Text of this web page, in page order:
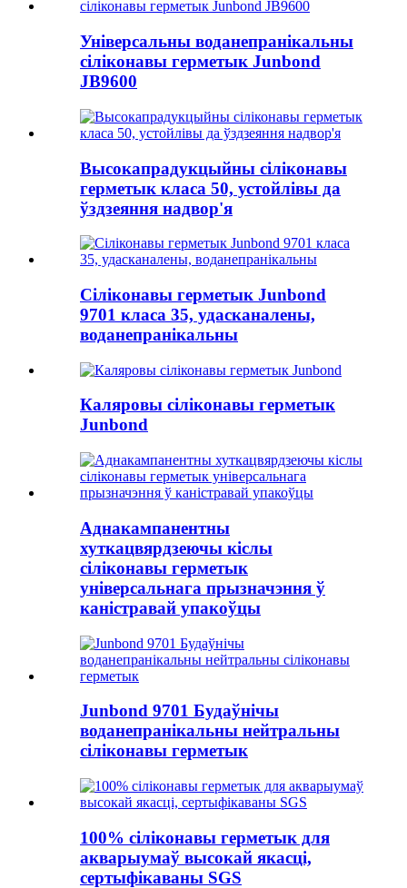
Універсальны воданепранікальны
сіліконавы герметык Junbond
JB9600
Высокапрадукцыйны сіліконавы
герметык класа 50, устойлівы да
ўздзеяння надвор'я
Сіліконавы герметык Junbond
9701 класа 35, удасканалены,
воданепранікальны
Каляровы сіліконавы герметык
Junbond
Аднакампанентны
хуткацвярдзеючы кіслы
сіліконавы герметык
універсальнага прызначэння ў
каністравай упакоўцы
Junbond 9701 Будаўнічы
воданепранікальны нейтральны
сіліконавы герметык
100% сіліконавы герметык для
акварыумаў высокай якасці,
сертыфікаваны SGS